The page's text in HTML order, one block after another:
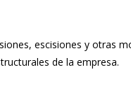
escisiones y otras
de la empresa.